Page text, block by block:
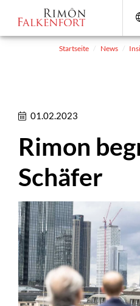
Startseite News
01.02.2023
Rimon
Schäfer